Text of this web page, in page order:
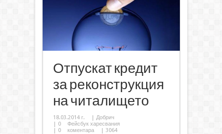
Отпускат кредит
за реконструкция
на читалището
18.03.2014 г. | Добрич
| 0
Фейсбук харесвания
| 0 коментара | 3064